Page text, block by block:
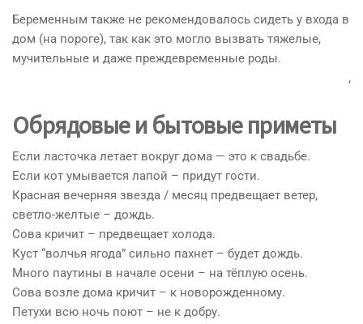
Беременным также не рекомендовалось сидеть у входа в
дом (на пороге), так как это могло вызвать тяжелые,
мучительные и даже преждевременные роды.
‘
Обрядовые и бытовые приметы
Если ласточка летает вокруг дома — это к свадьбе.
Если кот умывается лапой – придут гости.
Красная вечерняя звезда / месяц предвещает ветер,
светло-желтые – дождь.
Сова кричит – предвещает холода.
Куст “волчья ягода” сильно пахнет – будет дождь.
Много паутины в начале осени – на тёплую осень.
Сова возле дома кричит – к новорожденному.
Петухи всю ночь поют – не к добру.